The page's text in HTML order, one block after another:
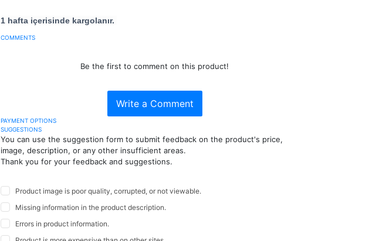
1 hafta içerisinde kargolanır.
COMMENTS
Be the first to comment on this product!
Write a Comment
PAYMENT OPTIONS
SUGGESTIONS
You can use the suggestion form to submit feedback on the product's price,
image, description, or any other insufficient areas.
Thank you for your feedback and suggestions.
Product image is poor quality, corrupted, or not viewable.
Missing information in the product description.
Errors in product information.